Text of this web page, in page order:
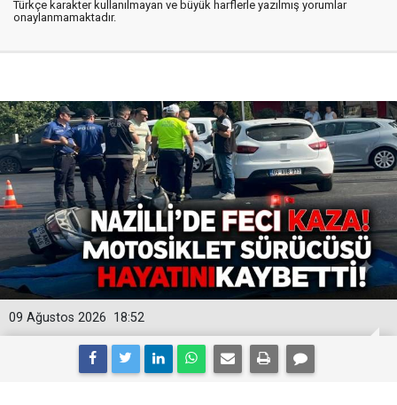
Türkçe karakter kullanılmayan ve büyük harflerle yazılmış yorumlar
onaylanmamaktadır.
18:52
09 Ağustos 2026